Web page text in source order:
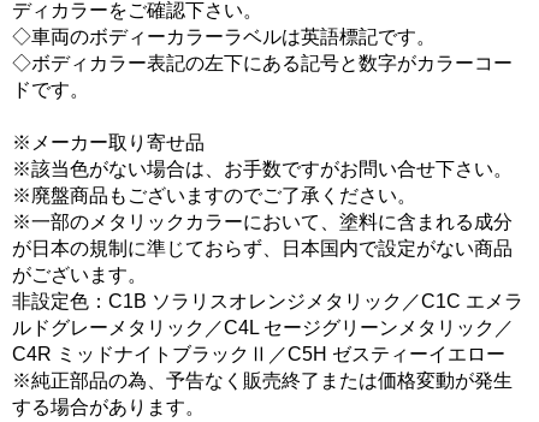
ディカラーをご確認下さい。
◇車両のボディーカラーラベルは英語標記です。
◇ボディカラー表記の左下にある記号と数字がカラーコー
ドです。
※メーカー取り寄せ品
※該当色がない場合は、お手数ですがお問い合せ下さい。
※廃盤商品もございますのでご了承ください。
※一部のメタリックカラーにおいて、塗料に含まれる成分
が日本の規制に準じておらず、日本国内で設定がない商品
がございます。
非設定色：C1B ソラリスオレンジメタリック／C1C エメラ
ルドグレーメタリック／C4L セージグリーンメタリック／
C4R ミッドナイトブラックⅡ／C5H ゼスティーイエロー
※純正部品の為、予告なく販売終了または価格変動が発生
する場合があります。